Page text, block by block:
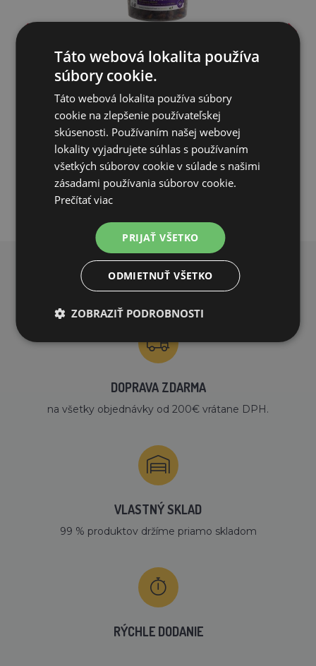
4,52€
SKLADOM
PRIDAŤ DO KOŠÍKA
PREČO NAKUPOVAŤ U NÁS?
DOPRAVA ZDARMA
na všetky objednávky od 200€ vrátane DPH.
VLASTNÝ SKLAD
99 % produktov držíme priamo skladom
RÝCHLE DODANIE
Táto webová lokalita používa
súbory cookie.
Táto webová lokalita používa súbory
cookie na zlepšenie používateľskej
skúsenosti. Používaním našej webovej
lokality vyjadrujete súhlas s používaním
všetkých súborov cookie v súlade s našimi
zásadami používania súborov cookie.
Prečítať viac
PRIJAŤ VŠETKO
ODMIETNUŤ VŠETKO
ZOBRAZIŤ PODROBNOSTI